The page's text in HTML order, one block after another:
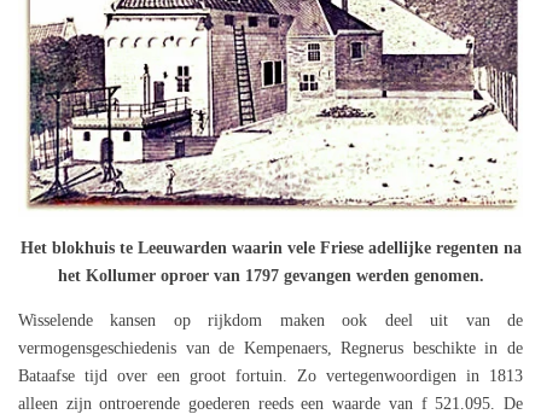
Het blokhuis te Leeuwarden waarin vele Friese adellijke regenten na
het Kollumer oproer van 1797 gevangen werden genomen.
Wisselende kansen op rijkdom maken ook deel uit van de
vermogensgeschiedenis van de Kempenaers, Regnerus beschikte in de
Bataafse tijd over een groot fortuin. Zo vertegenwoordigen in 1813
alleen zijn ontroerende goederen reeds een waarde van f 521.095. De